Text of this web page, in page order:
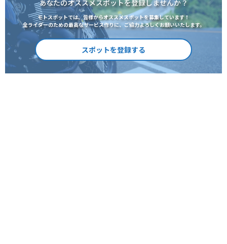
あなたのオススメスポットを登録しませんか？
モトスポットでは、皆様からオススメスポットを募集しています！
全ライダーのための最高なサービス作りに、ご協力よろしくお願いいたします。
スポットを登録する